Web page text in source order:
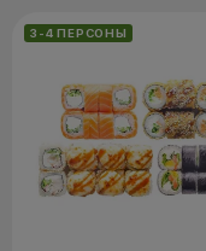
3-4 ПЕРСОНЫ